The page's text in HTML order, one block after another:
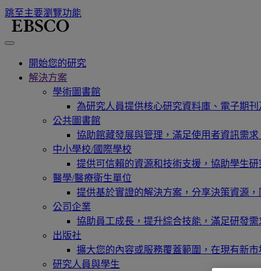
跳至主要瀏覽功能
開始您的研究
解決方案
學術圖書館
為研究人員提供核心研究資料庫、電子期
公共圖書館
協助館藏發展與管理，滿足使用者資訊需
中小學校/國際學校
提供可信賴的資源和技術支援，協助學生
醫學/醫療衛生單位
提供基於實證的解決方案，分享決策資源
公司企業
協助員工成長，提升綜合技能，滿足研發需
出版社
擴大您的內容或服務覆蓋範圍，在現有新市
研究人員與學生